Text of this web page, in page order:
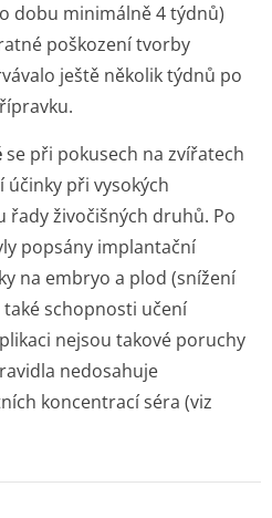
dobu minimálně 4 týdnů)
poškození tvorby
ještě několik týdnů po
se při pokusech na zvířatech
při vysokých
řady živočišných druhů. Po
popsány implantační
na embryo a plod (snížení
schopnosti učení
nejsou takové poruchy
nedosahuje
koncentrací séra (viz